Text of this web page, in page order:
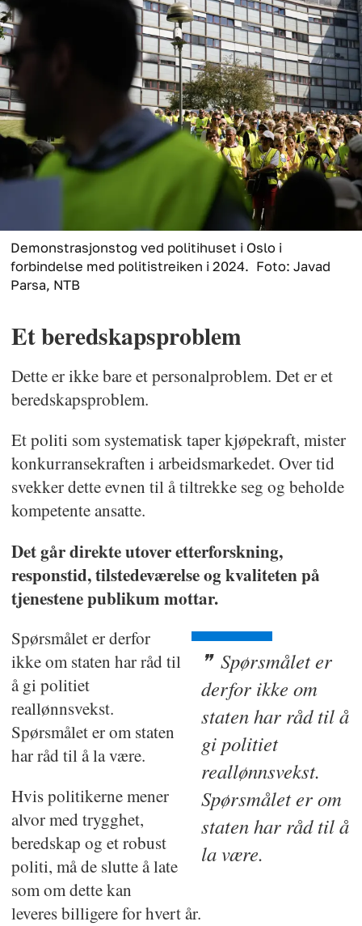
Demonstrasjonstog ved politihuset i Oslo i
forbindelse med politistreiken i 2024. Foto: Javad
Parsa, NTB
Et beredskapsproblem
Dette er ikke bare et personalproblem. Det er et
beredskapsproblem.
Et politi som systematisk taper kjøpekraft, mister
konkurransekraften i arbeidsmarkedet. Over tid
svekker dette evnen til å tiltrekke seg og beholde
kompetente ansatte.
Det går direkte utover etterforskning,
responstid, tilstedeværelse og kvaliteten på
tjenestene publikum mottar.
Spørsmålet er
derfor ikke om
staten har råd til å
gi politiet
reallønnsvekst.
Spørsmålet er om
staten har råd til å
la være.
Spørsmålet er derfor
ikke om staten har råd til
å gi politiet
reallønnsvekst.
Spørsmålet er om staten
har råd til å la være.
Hvis politikerne mener
alvor med trygghet,
beredskap og et robust
politi, må de slutte å late
som om dette kan
leveres billigere for hvert år.